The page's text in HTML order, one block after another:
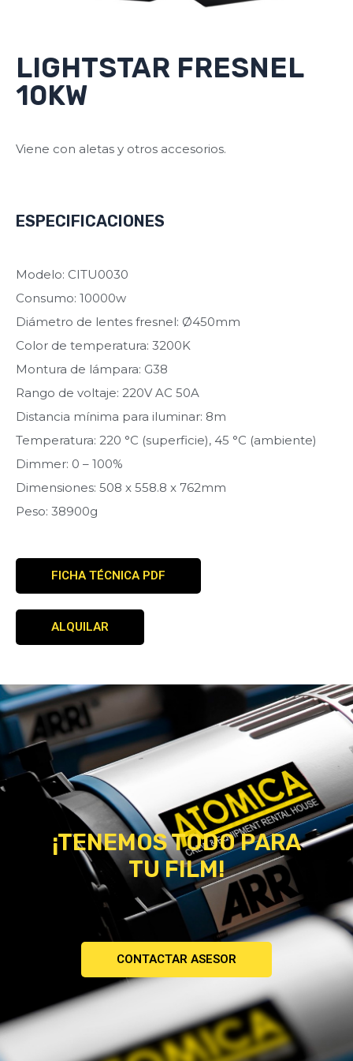
LIGHTSTAR FRESNEL
10KW
Viene con aletas y otros accesorios.
ESPECIFICACIONES
Modelo: CITU0030
Consumo: 10000w
Diámetro de lentes fresnel: Ø450mm
Color de temperatura: 3200K
Montura de lámpara: G38
Rango de voltaje: 220V AC 50A
Distancia mínima para iluminar: 8m
Temperatura: 220 °C (superficie), 45 °C (ambiente)
Dimmer: 0 – 100%
Dimensiones: 508 x 558.8 x 762mm
Peso: 38900g
FICHA TÉCNICA PDF
ALQUILAR
¡TENEMOS TODO PARA
TU FILM!
CONTACTAR ASESOR